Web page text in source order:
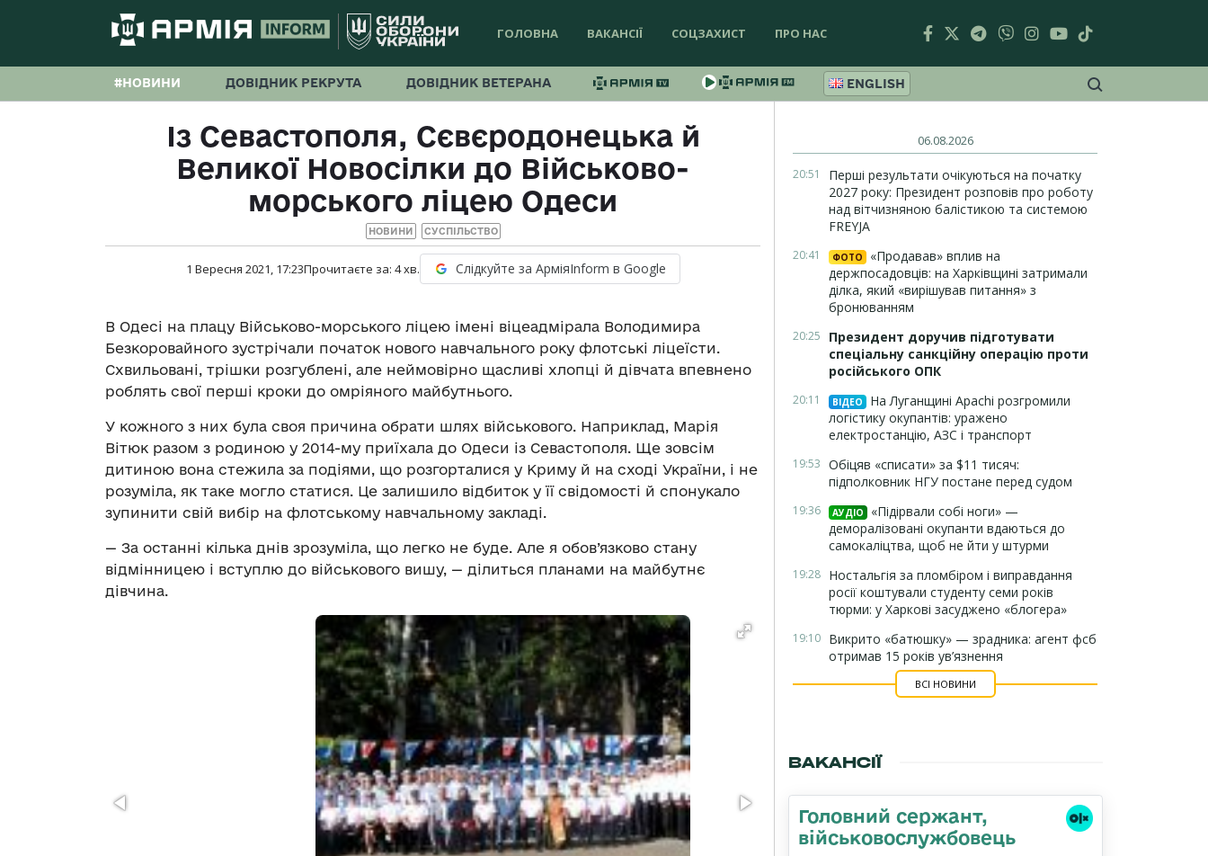
ГОЛОВНА ВАКАНСІЇ СОЦЗАХИСТ ПРО НАС
#НОВИНИ ДОВІДНИК РЕКРУТА ДОВІДНИК ВЕТЕРАНА ENGLISH
Із Севастополя, Сєвєродонецька й
Великої Новосілки до Військово-
морського ліцею Одеси
НОВИНИ СУСПІЛЬСТВО
1 Вересня 2021, 17:23Прочитаєте за: 4хв. Слідкуйте за АрміяInform в Google
В Одесі на плацу Військово-морського ліцею імені віцеадмірала Володимира
Безкоровайного зустрічали початок нового навчального року флотські ліцеїсти.
Схвильовані, трішки розгублені, але неймовірно щасливі хлопці й дівчата впевнено
роблять свої перші кроки до омріяного майбутнього.
У кожного з них була своя причина обрати шлях військового. Наприклад, Марія
Вітюк разом з родиною у 2014-му приїхала до Одеси із Севастополя. Ще зовсім
дитиною вона стежила за подіями, що розгорталися у Криму й на сході України, і не
розуміла, як таке могло статися. Це залишило відбиток у її свідомості й спонукало
зупинити свій вибір на флотському навчальному закладі.
— За останні кілька днів зрозуміла, що легко не буде. Але я обов’язково стану
відмінницею і вступлю до військового вишу, — ділиться планами на майбутнє
дівчина.
06.08.2026
20:51
Перші результати очікуються на початку
2027 року: Президент розповів про роботу
над вітчизняною балістикою та системою
FREYJA
20:41 ФОТО
«Продавав» вплив на
держпосадовців: на Харківщині затримали
ділка, який «вирішував питання» з
бронюванням
20:25
Президент доручив підготувати
спеціальну санкційну операцію проти
російського ОПК
20:11 ВІДЕО
На Луганщині Apachi розгромили
логістику окупантів: уражено
електростанцію, АЗС і транспорт
19:53 Обіцяв «списати» за $11 тисяч:
підполковник НГУ постане перед судом
19:36 АУДІО
«Підірвали собі ноги» —
деморалізовані окупанти вдаються до
самокаліцтва, щоб не йти у штурми
19:28 Ностальгія за пломбіром і виправдання
росії коштували студенту семи років
тюрми: у Харкові засуджено «блогера»
19:10 Викрито «батюшку» — зрадника: агент фсб
отримав 15 років ув’язнення
ВСІ НОВИНИ
ВАКАНСІЇ
Головний сержант,
військовослужбовець